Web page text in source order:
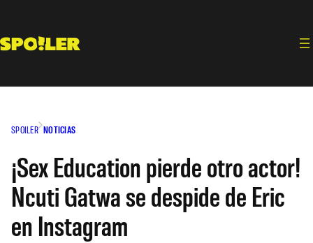
contenido
SPOILER NOTICIAS
¡Sex Education pierde otro actor!
Ncuti Gatwa se despide de Eric
en Instagram